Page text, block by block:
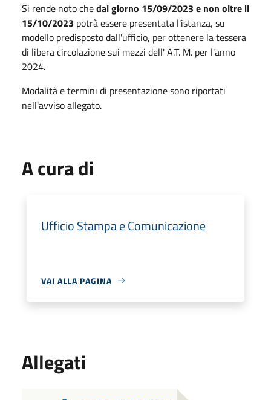
Si rende noto chedal giorno 15/09/2023 e non oltre il
15/10/2023 potrà essere presentata l'istanza, su
modello predisposto dall'ufficio, per ottenere la tessera
di libera circolazione sui mezzi dell' A.T. M. per l'anno
2024.
Modalità e termini di presentazione sono riportati
nell'avviso allegato.
A cura di
Ufficio Stampa e Comunicazione
VAI ALLA PAGINA
Allegati